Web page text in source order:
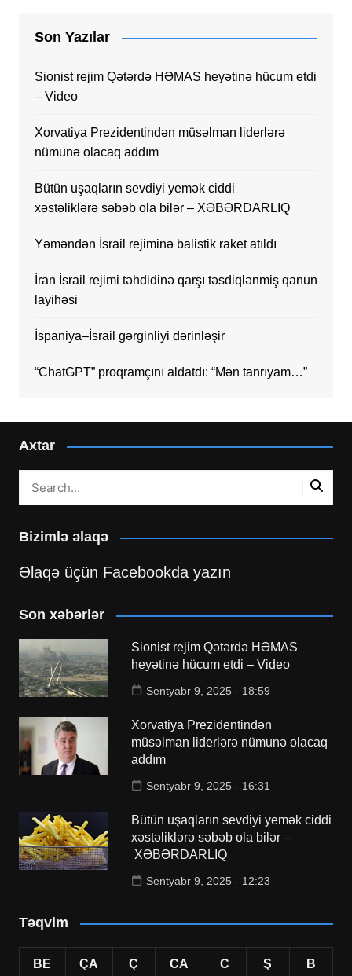
Son Yazılar
Sionist rejim Qətərdə HƏMAS heyətinə hücum etdi
– Video
Xorvatiya Prezidentindən müsəlman liderlərə
nümunə olacaq addım
Bütün uşaqların sevdiyi yemək ciddi
xəstəliklərə səbəb ola bilər – XƏBƏRDARLIQ
Yəməndən İsrail rejiminə balistik raket atıldı
İran İsrail rejimi təhdidinə qarşı təsdiqlənmiş qanun
layihəsi
İspaniya–İsrail gərginliyi dərinləşir
“ChatGPT” proqramçını aldatdı: “Mən tanrıyam…”
Axtar
Bizimlə əlaqə
Əlaqə üçün Facebookda yazın
Son xəbərlər
Sionist rejim Qətərdə HƏMAS
heyətinə hücum etdi – Video
Sentyabr 9, 2025 - 18:59
Xorvatiya Prezidentindən
müsəlman liderlərə nümunə olacaq
addım
Sentyabr 9, 2025 - 16:31
Bütün uşaqların sevdiyi yemək ciddi
xəstəliklərə səbəb ola bilər –
XƏBƏRDARLIQ
Sentyabr 9, 2025 - 12:23
Təqvim
BE ÇA Ç CA C Ş B